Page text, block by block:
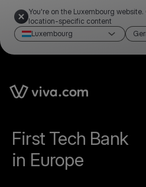
You're on the Luxembourg
location-specific content
Luxembourg
First Tech Bank
in Europe